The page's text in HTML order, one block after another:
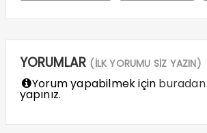
YORUMLAR (İLK YORUMU SİZ YAZIN)
Yorum yapabilmek için buradan
yapınız.